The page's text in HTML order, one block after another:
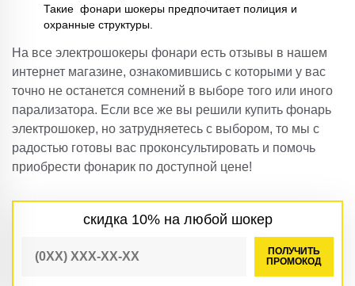
Такие фонари шокеры предпочитает полиция и
охранные структуры.
На все электрошокеры фонари есть отзывы в нашем
интернет магазине, ознакомившись с которыми у вас
точно не останется сомнений в выборе того или иного
парализатора. Если все же вы решили купить фонарь
электрошокер, но затрудняетесь с выбором, то мы с
радостью готовы вас проконсультировать и помочь
приобрести фонарик по доступной цене!
скидка 10% на любой шокер
ПОЛУЧИТЬ
ПРОМОКОД